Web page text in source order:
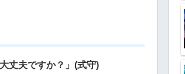
丈夫ですか？」(式守)